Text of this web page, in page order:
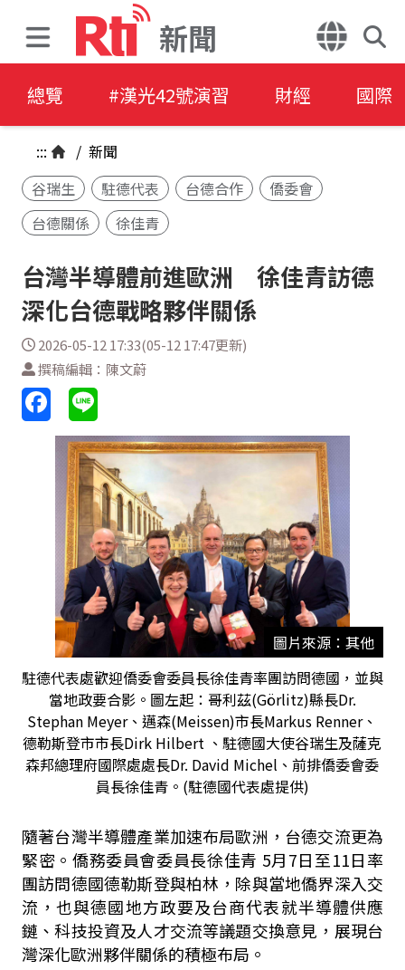
新聞
總覽 #漢光42號演習 財經 國際
::: / 新聞
谷瑞生
駐德代表 台德合作
僑委會
台德關係
徐佳青
台灣半導體前進歐洲 徐佳青訪德
深化台德戰略夥伴關係
2026-05-12 17:33(05-12 17:47更新)
撰稿編輯：陳文蔚
圖片來源：其他
駐德代表處歡迎僑委會委員長徐佳青率團訪問德國，並與
當地政要合影。圖左起：哥利茲(Görlitz)縣長Dr.
Stephan Meyer、邁森(Meissen)市長Markus Renner、
德勒斯登市市長Dirk Hilbert 、駐德國大使谷瑞生及薩克
森邦總理府國際處處長Dr. David Michel、前排僑委會委
員長徐佳青。(駐德國代表處提供)
隨著台灣半導體產業加速布局歐洲，台德交流更為
緊密。僑務委員會委員長徐佳青 5月7日至11日率
團訪問德國德勒斯登與柏林，除與當地僑界深入交
流，也與德國地方政要及台商代表就半導體供應
鏈、科技投資及人才交流等議題交換意見，展現台
灣深化歐洲夥伴關係的積極布局。